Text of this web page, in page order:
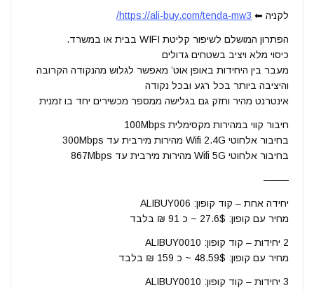
לקניה ⬅ https://ali-buy.com/tenda-mw3/
הפתרון המושלם לשיפור קליטת WIFI בבית או במשרד.
כיסוי מלא ויציב בשטחים גדולים
מעבר בין היחידות באופן אוט’ מאפשר לגלוש מהנקודה הקרובה
והיציבה ביותר בכל רגע ובכל נקודה
אינטרנט מהיר וחזק גם בגלישה ממספר מכשירים יחד בו זמנית
חיבור קווי במהירות מקסימלית 100Mbps
בחיבור אלחוטי Wifi 2.4G מהירות מירבית עד 300Mbps
בחיבור אלחוטי Wifi 5G מהירות מירבית עד 867Mbps
——–
יחידה אחת – קוד קופון: ALIBUY006
מחיר עם קופון: 27.6$ ~ כ 91 ₪ בלבד
2 יחידות – קוד קופון: ALIBUY0010
מחיר עם קופון: 48.59$ ~ כ 159 ₪ בלבד
3 יחידות – קוד קופון: ALIBUY0010